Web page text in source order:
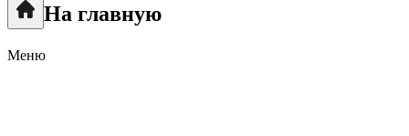
На главную
Меню